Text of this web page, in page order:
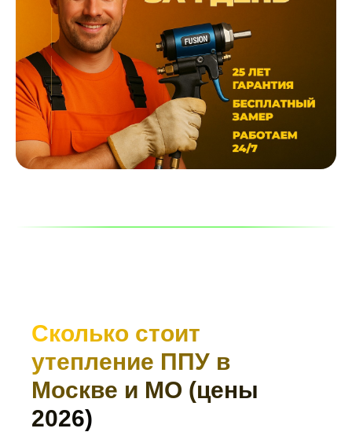
Сколько стоит
утепление ППУ в
Москве и МО (цены
2026)